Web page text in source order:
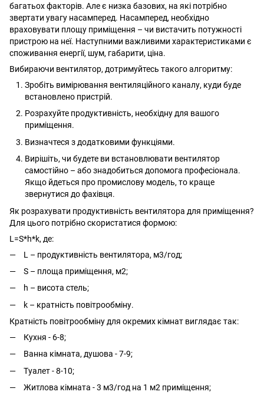
багатьох факторів. Але є низка базових, на які потрібно
звертати увагу насамперед. Насамперед, необхідно
враховувати площу приміщення – чи вистачить потужності
пристрою на неї. Наступними важливими характеристиками є
споживання енергії, шум, габарити, ціна.
Вибираючи вентилятор, дотримуйтесь такого алгоритму:
Зробіть вимірювання вентиляційного каналу, куди буде
встановлено пристрій.
Розрахуйте продуктивність, необхідну для вашого
приміщення.
Визначтеся з додатковими функціями.
Вирішіть, чи будете ви встановлювати вентилятор
самостійно – або знадобиться допомога професіонала.
Якщо йдеться про промислову модель, то краще
звернутися до фахівця.
Як розрахувати продуктивність вентилятора для приміщення?
Для цього потрібно скористатися формою:
L=S*h*k, де:
L – продуктивність вентилятора, м3/год;
S – площа приміщення, м2;
h – висота стель;
k – кратність повітрообміну.
Кратність повітрообміну для окремих кімнат виглядає так:
Кухня - 6-8;
Ванна кімната, душова - 7-9;
Туалет - 8-10;
Житлова кімната - 3 м3/год на 1 м2 приміщення;